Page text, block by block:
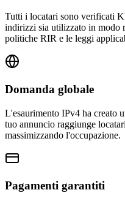
Tutti i locatari sono verificati
indirizzi sia utilizzato in modo
politiche RIR e le leggi
Domanda globale
L'esaurimento IPv4 ha creato
tuo annuncio raggiunge
massimizzando l'occupazione.
Pagamenti garantiti